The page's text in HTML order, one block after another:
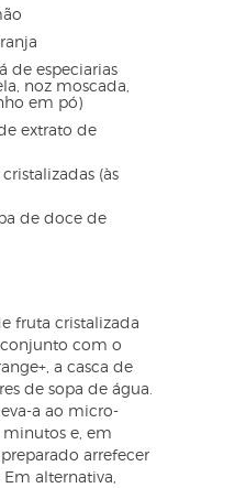
de especiarias
noz moscada,
em pó)
extrato de
(às
de doce de
fruta cristalizada
com o
a casca de
de sopa de água.
a ao micro-
e, em
arrefecer
alternativa,